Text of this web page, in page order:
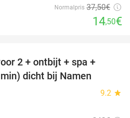
Normalpris 37,50€
14,50€
2 + ontbijt + spa +
dicht bij Namen
9.2 star